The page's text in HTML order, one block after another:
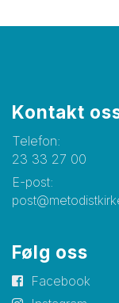
Kontakt
Telefon:
23 33 27 00
E-post:
Følg oss
Facebook